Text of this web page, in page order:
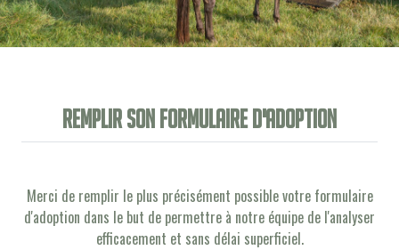
Remplir son formulaire d'adoption
Merci de remplir le plus précisément possible votre formulaire
d'adoption dans le but de permettre à notre équipe de l'analyser
efficacement et sans délai superficiel.